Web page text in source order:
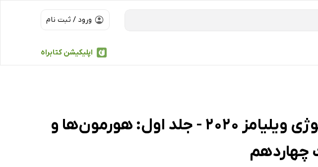
ورود / ثبت نام
اپلیکیشن کتابراه
کتاب درسنامه اندوکرینولوژی ویلیامز 2020 - جلد اول: هورمون‌ها و
چهاردهم